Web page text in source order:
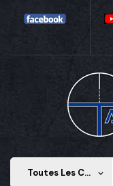
Toutes Les Catégories keyboard_arrow_down